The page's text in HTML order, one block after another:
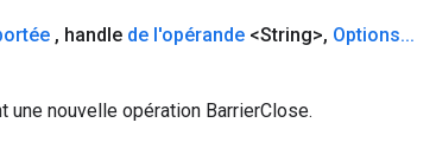
, handle de l'opérande <String>, Options...
nouvelle opération BarrierClose.